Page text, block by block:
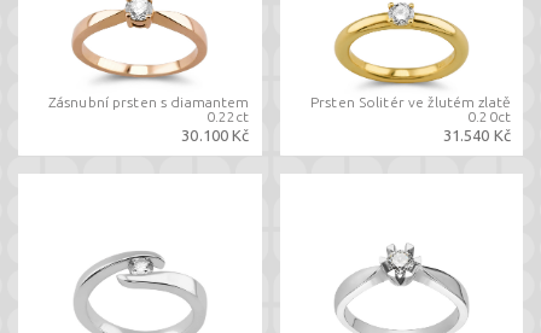
Zásnubní prsten s diamantem
0.22ct
30.100 Kč
Prsten Solitér ve žlutém zlatě
0.20ct
31.540 Kč